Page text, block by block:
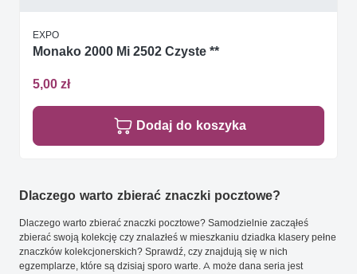
EXPO
Monako 2000 Mi 2502 Czyste **
5,00 zł
Dodaj do koszyka
Dlaczego warto zbierać znaczki pocztowe?
Dlaczego warto zbierać znaczki pocztowe? Samodzielnie zacząłeś
zbierać swoją kolekcję czy znalazłeś w mieszkaniu dziadka klasery pełne
znaczków kolekcjonerskich? Sprawdź, czy znajdują się w nich
egzemplarze, które są dzisiaj sporo warte. A może dana seria jest